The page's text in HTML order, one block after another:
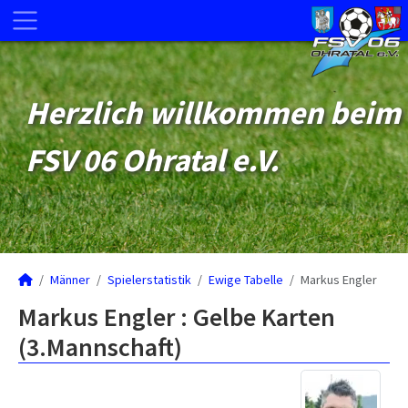
Herzlich willkommen beim
FSV 06 Ohratal e.V.
Männer Spielerstatistik Ewige Tabelle Markus Engler
Markus Engler : Gelbe Karten
(3.Mannschaft)